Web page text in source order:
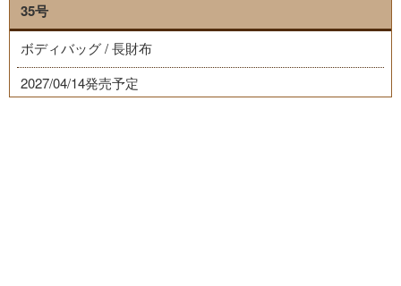
35号
ボディバッグ / 長財布
2027/04/14発売予定